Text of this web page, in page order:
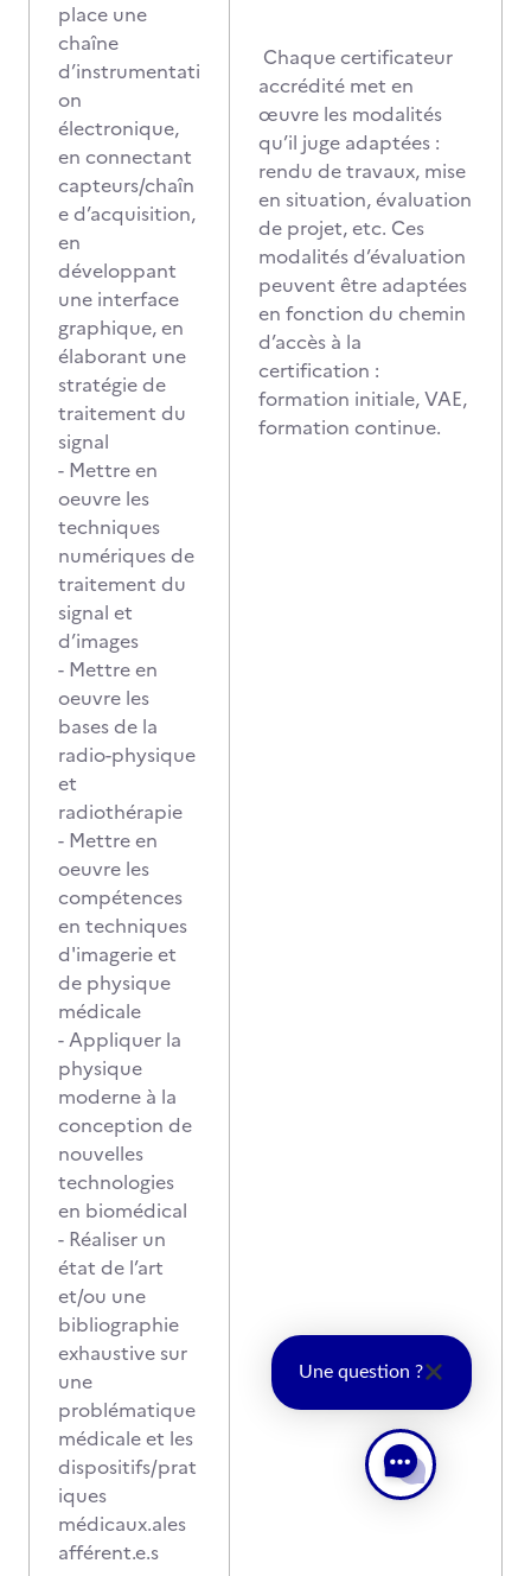
place une
chaîne
d’instrumentati
on
électronique,
en connectant
capteurs/chaîn
e d’acquisition,
en
développant
une interface
graphique, en
élaborant une
stratégie de
traitement du
signal
- Mettre en
oeuvre les
techniques
numériques de
traitement du
signal et
d’images
- Mettre en
oeuvre les
bases de la
radio-physique
et
radiothérapie
- Mettre en
oeuvre les
compétences
en techniques
d'imagerie et
de physique
médicale
- Appliquer la
physique
moderne à la
conception de
nouvelles
technologies
en biomédical
- Réaliser un
état de l’art
et/ou une
bibliographie
exhaustive sur
une
problématique
médicale et les
dispositifs/prat
iques
médicaux.ales
afférent.e.s
Chaque certificateur
accrédité met en
œuvre les modalités
qu’il juge adaptées :
rendu de travaux, mise
en situation, évaluation
de projet, etc. Ces
modalités d’évaluation
peuvent être adaptées
en fonction du chemin
d’accès à la
certification :
formation initiale, VAE,
formation continue.
Une question ?